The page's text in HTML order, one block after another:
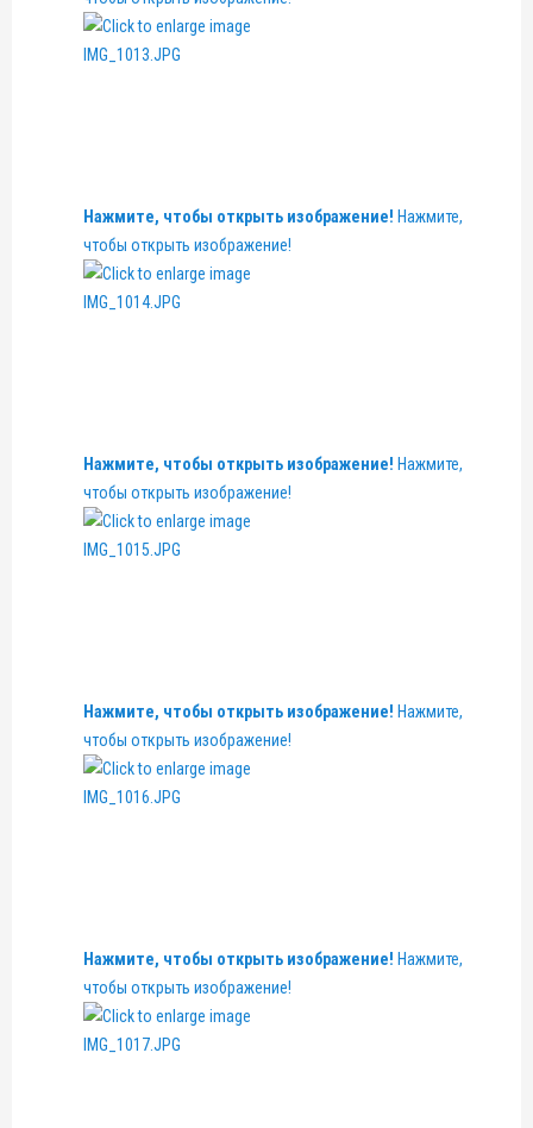
Нажмите, чтобы открыть изображение! Нажмите,
чтобы открыть изображение!
Нажмите, чтобы открыть изображение! Нажмите,
чтобы открыть изображение!
Нажмите, чтобы открыть изображение! Нажмите,
чтобы открыть изображение!
Нажмите, чтобы открыть изображение! Нажмите,
чтобы открыть изображение!